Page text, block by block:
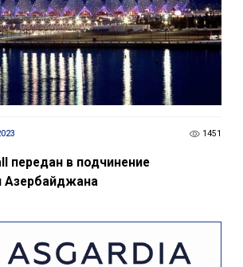
1451
передан в подчинение
Азербайджана